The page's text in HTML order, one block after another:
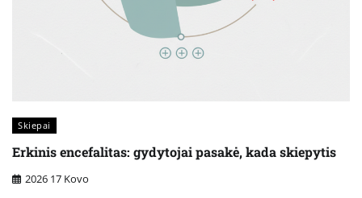
Skiepai
Erkinis encefalitas: gydytojai pasakė, kada skiepytis
2026 17 Kovo